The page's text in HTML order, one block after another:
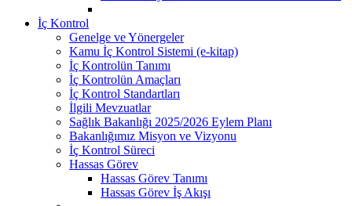
İç Kontrol
Genelge ve Yönergeler
Kamu İç Kontrol Sistemi (e-kitap)
İç Kontrolün Tanımı
İç Kontrolün Amaçları
İç Kontrol Standartları
İlgili Mevzuatlar
Sağlık Bakanlığı 2025/2026 Eylem Planı
Bakanlığımız Misyon ve Vizyonu
İç Kontrol Süreci
Hassas Görev
Hassas Görev Tanımı
Hassas Görev İş Akışı